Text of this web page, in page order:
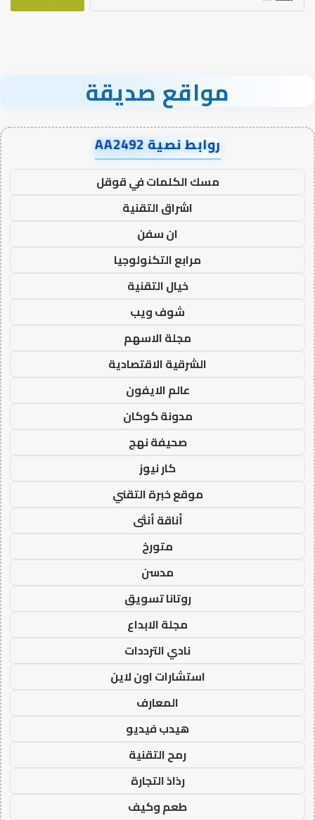
مواقع صديقة
روابط نصية AA2492
مسك الكلمات في قوقل
اشراق التقنية
ان سفن
مرابع التكنولوجيا
خيال التقنية
شوف ويب
مجلة الاسهم
الشرقية الاقتصادية
عالم الايفون
مدونة كوكان
صحيفة نهج
كار نيوز
موقع خبرة التقني
أناقة أنثى
متورخ
مدسن
روتانا تسويق
مجلة الابداع
نادي الترددات
استشارات اون لاين
المعارف
هيدب فيديو
رمح التقنية
رذاذ التجارة
طعم وكيف